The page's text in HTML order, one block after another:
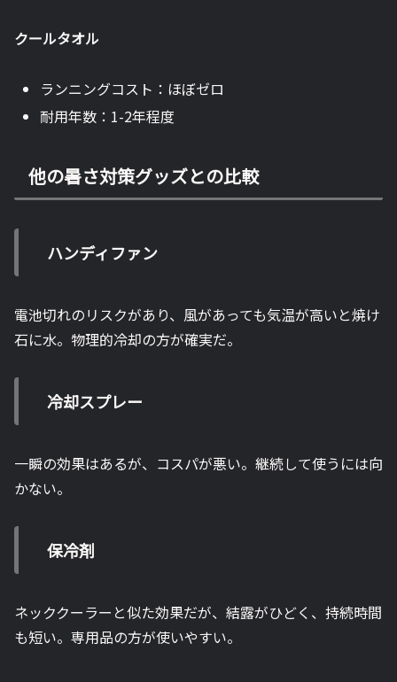
クールタオル
ランニングコスト：ほぼゼロ
耐用年数：1-2年程度
他の暑さ対策グッズとの比較
ハンディファン
電池切れのリスクがあり、風があっても気温が高いと焼け
石に水。物理的冷却の方が確実だ。
冷却スプレー
一瞬の効果はあるが、コスパが悪い。継続して使うには向
かない。
保冷剤
ネッククーラーと似た効果だが、結露がひどく、持続時間
も短い。専用品の方が使いやすい。